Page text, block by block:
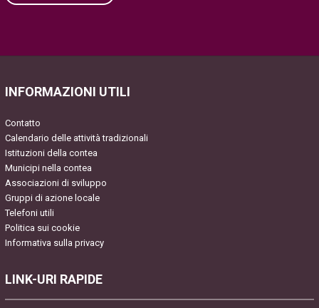
empty.
INFORMAZIONI UTILI
Contatto
Calendario delle attività tradizionali
Istituzioni della contea
Municipi nella contea
Associazioni di sviluppo
Gruppi di azione locale
Telefoni utili
Politica sui cookie
Informativa sulla privacy
LINK-URI RAPIDE